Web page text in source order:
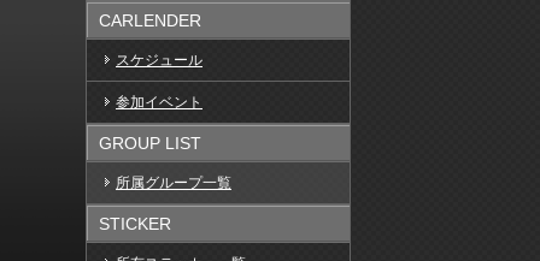
CARLENDER
スケジュール
参加イベント
GROUP LIST
所属グループ一覧
STICKER